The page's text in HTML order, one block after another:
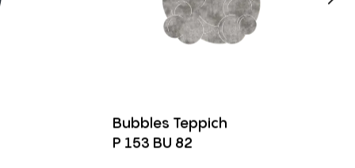
Bubbles Teppich
P 153 BU 82